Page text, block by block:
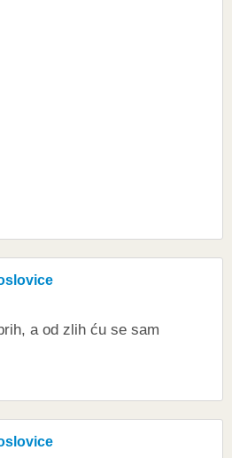
a od zlih ću se sam